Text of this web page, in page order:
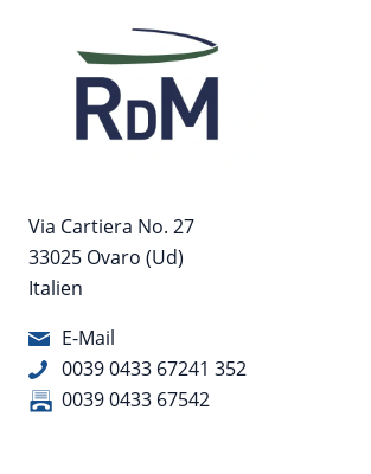
Via Cartiera No. 27
33025 Ovaro (Ud)
Italien
E-Mail
0039 0433 67241 352
0039 0433 67542